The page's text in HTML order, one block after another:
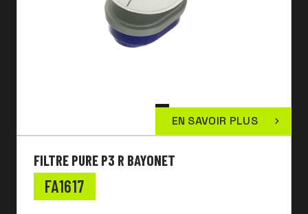
EN SAVOIR PLUS
FILTRE PURE P3 R BAYONET
FA1617